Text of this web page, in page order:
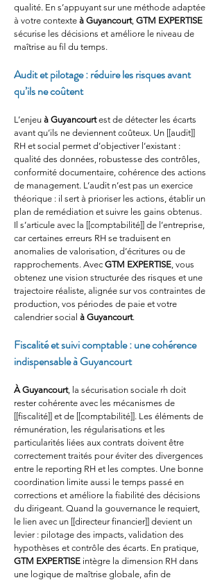
qualité. En s’appuyant sur une méthode adaptée
à votre contexte à Guyancourt, GTM EXPERTISE
sécurise les décisions et améliore le niveau de
maîtrise au fil du temps.
Audit et pilotage : réduire les risques avant
qu’ils ne coûtent
L’enjeu à Guyancourt est de détecter les écarts
avant qu’ils ne deviennent coûteux. Un [[audit]]
RH et social permet d’objectiver l’existant :
qualité des données, robustesse des contrôles,
conformité documentaire, cohérence des actions
de management. L’audit n’est pas un exercice
théorique : il sert à prioriser les actions, établir un
plan de remédiation et suivre les gains obtenus.
Il s’articule avec la [[comptabilité]] de l’entreprise,
car certaines erreurs RH se traduisent en
anomalies de valorisation, d’écritures ou de
rapprochements. Avec GTM EXPERTISE, vous
obtenez une vision structurée des risques et une
trajectoire réaliste, alignée sur vos contraintes de
production, vos périodes de paie et votre
calendrier social à Guyancourt.
Fiscalité et suivi comptable : une cohérence
indispensable à Guyancourt
À Guyancourt, la sécurisation sociale rh doit
rester cohérente avec les mécanismes de
[[fiscalité]] et de [[comptabilité]]. Les éléments de
rémunération, les régularisations et les
particularités liées aux contrats doivent être
correctement traités pour éviter des divergences
entre le reporting RH et les comptes. Une bonne
coordination limite aussi le temps passé en
corrections et améliore la fiabilité des décisions
du dirigeant. Quand la gouvernance le requiert,
le lien avec un [[directeur financier]] devient un
levier : pilotage des impacts, validation des
hypothèses et contrôle des écarts. En pratique,
GTM EXPERTISE intègre la dimension RH dans
une logique de maîtrise globale, afin de